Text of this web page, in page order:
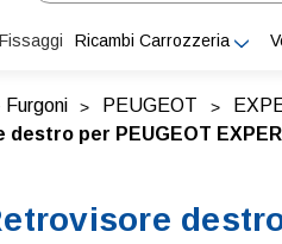
Ricambi Carrozzeria
Furgoni PEUGEOT
per PEUGEOT